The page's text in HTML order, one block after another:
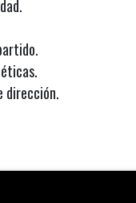
dirección.